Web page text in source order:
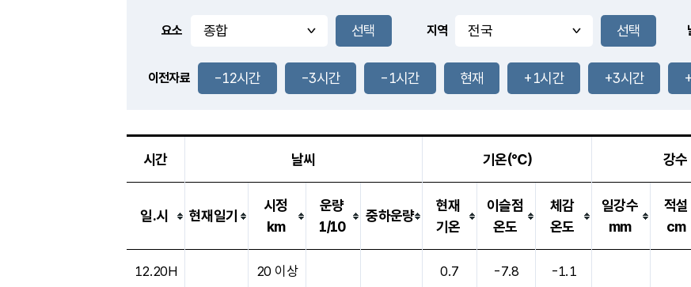
풍도
2.3m/s
-mm
34.2
℃
-
38.0℃
1.5m/s
-mm
-mm
요소 지역
이전자료 -12시간 -3시간 -1시간 현재 +1시간 +3시간
시간 날씨 기온(℃) 강수
일.시 현재일기
시정
km
운량
1/10
중하운량
현재
기온
이슬점
온도
체감
온도
일강수
mm
적설
cm
12.20H 20 이상 0.7 -7.8 -1.1